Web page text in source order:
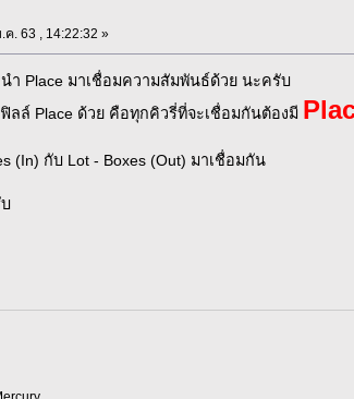
ค. 63 , 14:22:32 »
Place มาเชื่อมความสัมพันธ์ด้วย นะครับ
ฟิลล์ Place ด้วย คือทุกคิวรี่ที่จะเชื่อมกันต้องมี
(In) กับ Lot - Boxes (Out) มาเชื่อมกัน